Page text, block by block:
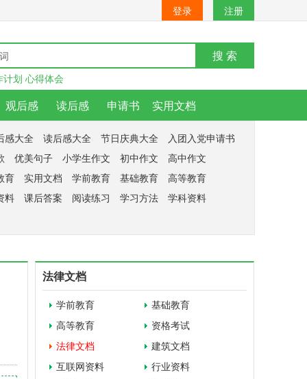
登录 注册
搜 索
计划 心得体会
观后感 读后感 申请书 实用文档
感大全 读后感大全 节日庆典大全
入团入党申请书
优美句子 小学生作文 初中作文
高中作文
育 实用文档 学前教育 基础教育
高等教育
料 课后答案 阅读练习 学习方法
学科资料
法律文档
学前教育
基础教育
高等教育
资格考试
法律文档
建筑文档
互联网资料
行业资料